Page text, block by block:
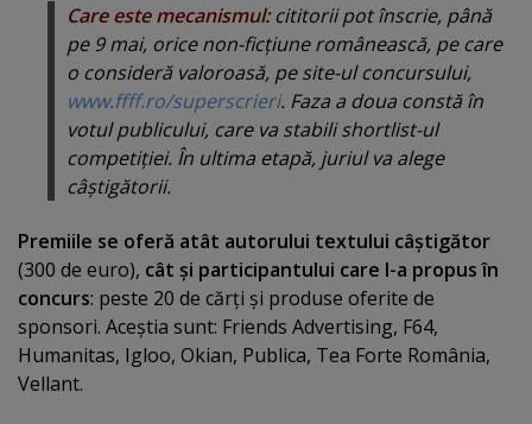
Care este mecanismul: cititorii pot înscrie, până
pe 9 mai, orice non-ficţiune românească, pe care
o consideră valoroasă, pe site-ul concursului,
www.ffff.ro/superscrieri. Faza a doua constă în
votul publicului, care va stabili shortlist-ul
competiţiei. În ultima etapă, juriul va alege
câştigătorii.
Premiile se oferă atât autorului textului câştigător
(300 de euro), cât şi participantului care l-a propus în
concurs: peste 20 de cărţi şi produse oferite de
sponsori. Aceştia sunt: Friends Advertising, F64,
Humanitas, Igloo, Okian, Publica, Tea Forte România,
Vellant.